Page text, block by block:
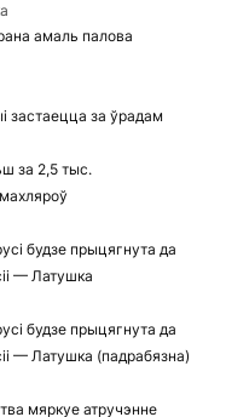
амаль палова
застаецца за ўрадам
за 2,5 тыс.
будзе прыцягнута да
— Латушка
будзе прыцягнута да
— Латушка (падрабязна)
мяркуе атручэнне